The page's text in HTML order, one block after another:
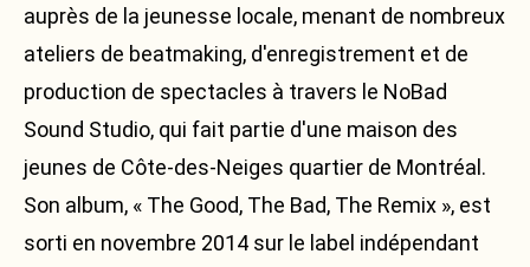
auprès de la jeunesse locale, menant de nombreux
ateliers de beatmaking, d'enregistrement et de
production de spectacles à travers le NoBad
Sound Studio, qui fait partie d'une maison des
jeunes de Côte-des-Neiges quartier de Montréal.
Son album, « The Good, The Bad, The Remix », est
sorti en novembre 2014 sur le label indépendant